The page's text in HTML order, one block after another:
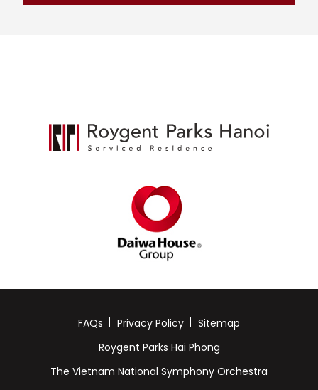
FAQs Privacy Policy
Sitemap
Roygent Parks Hai Phong
The Vietnam National Symphony Orchestra